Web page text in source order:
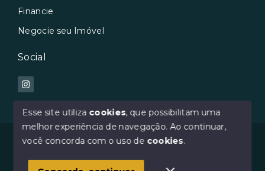
Financie
Negocie seu Imóvel
Social
© Copyright 2026 - Avilar Imóveis - Todos os direitos
Esse site utiliza cookies, que possibilitam uma
melhor experiência de navegação.Ao continuar,
você concorda com o uso de cookies.